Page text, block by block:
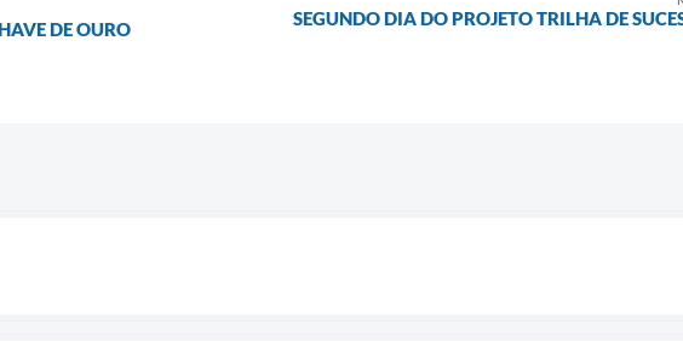
DE OURO
SEGUNDO DIA DO PROJETO TRILHA DE